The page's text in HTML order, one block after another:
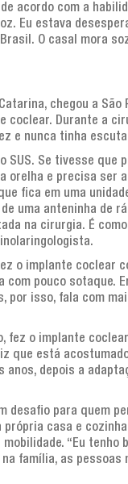
acordo com a
Eu estava
O casal mora
chegou a
coclear. Durante a
e nunca tinha
SUS. Se tivesse que
orelha e precisa ser
fica em uma
uma anteninha de
na cirurgia. É
o implante coclear
com pouco sotaque.
por isso, fala com
fez o implante
que está
anos, depois a
desafio para quem
casa e
“Eu
família, as pessoas